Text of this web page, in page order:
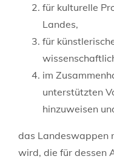
für kulturelle
Landes,
für
im
unterstützten
hinzuweisen
das Landeswappen
wird, die für dessen